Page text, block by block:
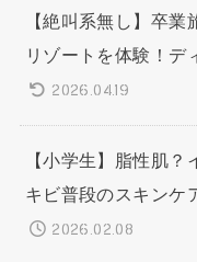
【絶叫系無し】卒
リゾートを体験！デ
2026.04.19
【小学生】脂性肌
キビ普段のスキンケ
2026.02.08